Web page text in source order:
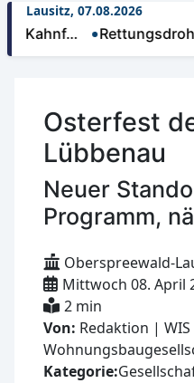
Lausitz, 07.08.2026
Rettungsdrohnen
Osterfest
Lübbenau
Neuer
Programm,
Oberspreewald-
Mittwoch 08. April
2 min
Von: Redaktion | WIS
Kategorie: